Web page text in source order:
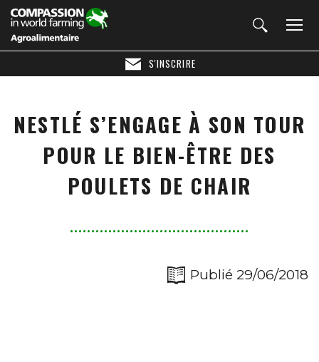
S'INSCRIRE
NESTLÉ S’ENGAGE À SON TOUR
POUR LE BIEN-ÊTRE DES
POULETS DE CHAIR
Publié 29/06/2018